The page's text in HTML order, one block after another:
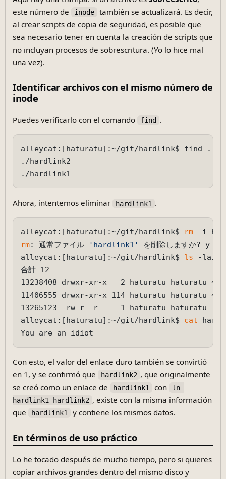
este número de
inode
también se actualizará. Es decir,
al crear scripts de copia de seguridad, es posible que
sea necesario tener en cuenta la creación de scripts que
no incluyan procesos de sobrescritura. (Yo lo hice mal
una vez).
Identificar archivos con el mismo número de
inode
Puedes verificarlo con el comando find .
alleycat:[haturatu]:~/git/hardlink$ find . -
./hardlink2
Ahora, intentemos eliminar hardlink1 .
alleycat:[haturatu]:~/git/hardlink$
rm
rm: 通常ファイル 'hardlink1'
を削除しますか? y
alleycat:[haturatu]:~/git/hardlink$ ls -lai
合計 12
13238408 drwxr-xr-x   2 haturatu haturatu
11406555 drwxr-xr-x 114 haturatu haturatu
13265123 -rw-r--r--   1 haturatu haturatu
alleycat:[haturatu]:~/git/hardlink$ cat
Con esto, el valor del enlace duro también se convirtió
en 1, y se confirmó que
hardlink2 , que originalmente
se creó como un enlace de
hardlink1 con
ln
hardlink1 hardlink2 , existe con la misma información
que
hardlink1 y contiene los mismos datos.
En términos de uso práctico
Lo he tocado después de mucho tiempo, pero si quieres
copiar archivos grandes dentro del mismo disco y